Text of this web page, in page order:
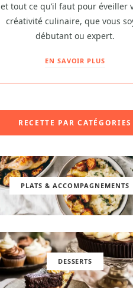
et tout ce qu’il faut pour éveiller
créativité culinaire, que vous
débutant ou expert.
EN SAVOIR PLUS
RECETTE PAR CATÉGORIES
PLATS & ACCOMPAGNEMENTS
DESSERTS